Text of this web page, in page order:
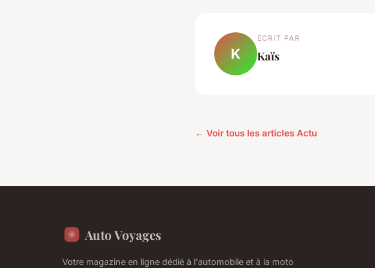
K
ECRIT PAR
Kaïs
← Voir tous les articles Actu
Auto Voyages
Votre magazine en ligne dédié à l'automobile et à la moto